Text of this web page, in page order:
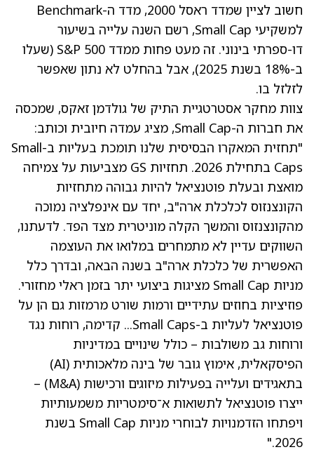
חשוב לציין שמדד ראסל 2000, מדד ה-Benchmark
למשקיעי Small Cap, רשם השנה עלייה בשיעור
דו-ספרתי בינוני. זה מעט פחות ממדד S&P 500 (שעלו
ב-18% בשנת 2025), אבל בהחלט לא נתון שאפשר
לזלזל בו.
צוות מחקר אסטרטגיית התיק של גולדמן זאקס, שמכסה
את חברות ה-Small Cap, מציג עמדה חיובית וכותב:
"תחזית המאקרו הבסיסית שלנו תומכת בעליות ב-Small
Caps בתחילת 2026. תחזיות GS מצביעות על צמיחה
מואצת ובעלת פוטנציאל להיות גבוהה מתחזיות
הקונצנזוס לכלכלת ארה"ב, יחד עם אינפלציה נמוכה
מהקונצנזוס והמשך הקלה מוניטרית מצד הפד. לדעתנו,
השווקים עדיין לא מתמחרים במלואו את העוצמה
האפשרית של כלכלת ארה"ב בשנה הבאה, ובדרך כלל
מניות Small Cap מציגות ביצועי יתר בזמן ראלי מחזורי.
פוזיציות בחוזים עתידיים ורמות שורט מרמזות גם הן על
פוטנציאל לעליות ב-Small Caps... קדימה, רוחות נגד
ורוחות גב משולבות – כולל שינויים במדיניות
הפיסקאלית, אימוץ גובר של בינה מלאכותית (AI)
בתאגידים ועלייה בפעילות מיזוגים ורכישות (M&A) –
ייצרו פוטנציאל לתשואות א־סימטריות משמעותיות
ויפתחו הזדמנויות לבוחרי מניות Small Cap בשנת
2026."